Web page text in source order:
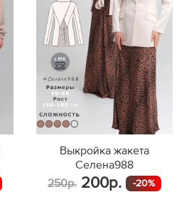
Выкройка жакета
Селена988
250р. 200р. -20%